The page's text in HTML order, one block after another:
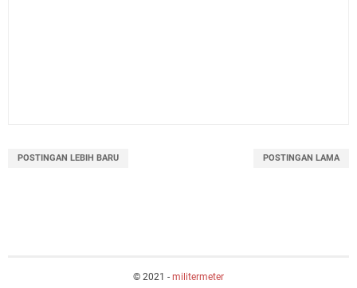
POSTINGAN LEBIH BARU POSTINGAN LAMA
© 2021 - militermeter